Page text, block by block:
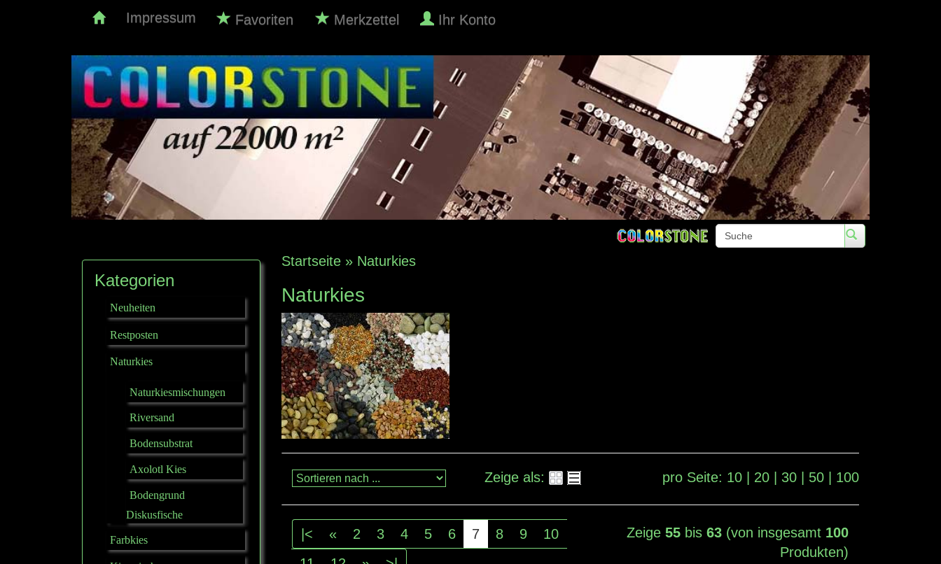
Impressum Favoriten Merkzettel Ihr Konto
Telefon: +49 (0)3672 422020 •
Startseite » Naturkies
Naturkies
Zeige als: pro Seite: 10 20 30 50 100
|< « 2 3 4 5 6 7 8 9
10
Zeige 55 bis 63 (von insgesamt 100
Produkten)
Kategorien
Neuheiten
Restposten
Naturkies
Naturkiesmischungen
Riversand
Bodensubstrat
Axolotl Kies
Bodengrund
Diskusfische
Farbkies